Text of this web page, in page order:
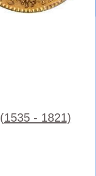
- 1821)